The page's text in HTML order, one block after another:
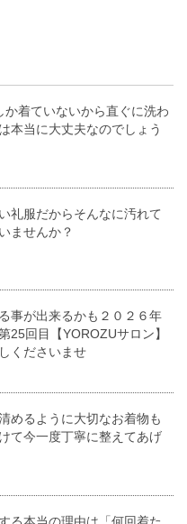
か着ていないから直ぐに洗わ
本当に大丈夫なのでしょう
礼服だからそんなに汚れて
ませんか？
事が出来るかも２０２６年
25回目【YOROZUサロン】
くださいませ
めるように大切なお着物も
て今一度丁寧に整えてあげ
る本当の理由は「何回着た